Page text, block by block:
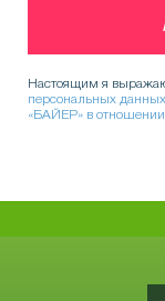
Настоящим я
персональных данных
«БАЙЕР» в